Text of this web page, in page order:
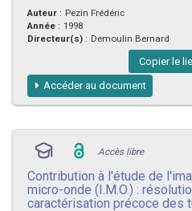
Auteur : Pezin Frédéric
Année : 1998
Directeur(s) : Demoulin Bernard
Copier le
Accéder au document
Accès libre
Contribution à l'étude de
micro-onde (I.M.O.) :
caractérisation précoce des